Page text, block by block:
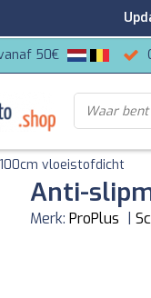
50€
vloeistofdicht
Anti-
Merk: ProPlus